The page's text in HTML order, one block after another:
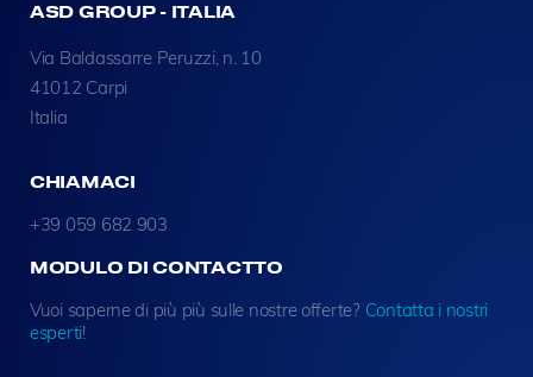
ASD GROUP - ITALIA
Via Baldassarre Peruzzi, n. 10
41012 Carpi
Italia
CHIAMACI
+39 059 682 903
MODULO DI CONTACTTO
Vuoi saperne di più più sulle nostre offerte? Contatta i nostri
esperti!